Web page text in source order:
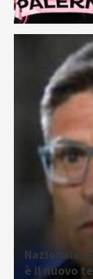
Nazionale,
è il nuovo